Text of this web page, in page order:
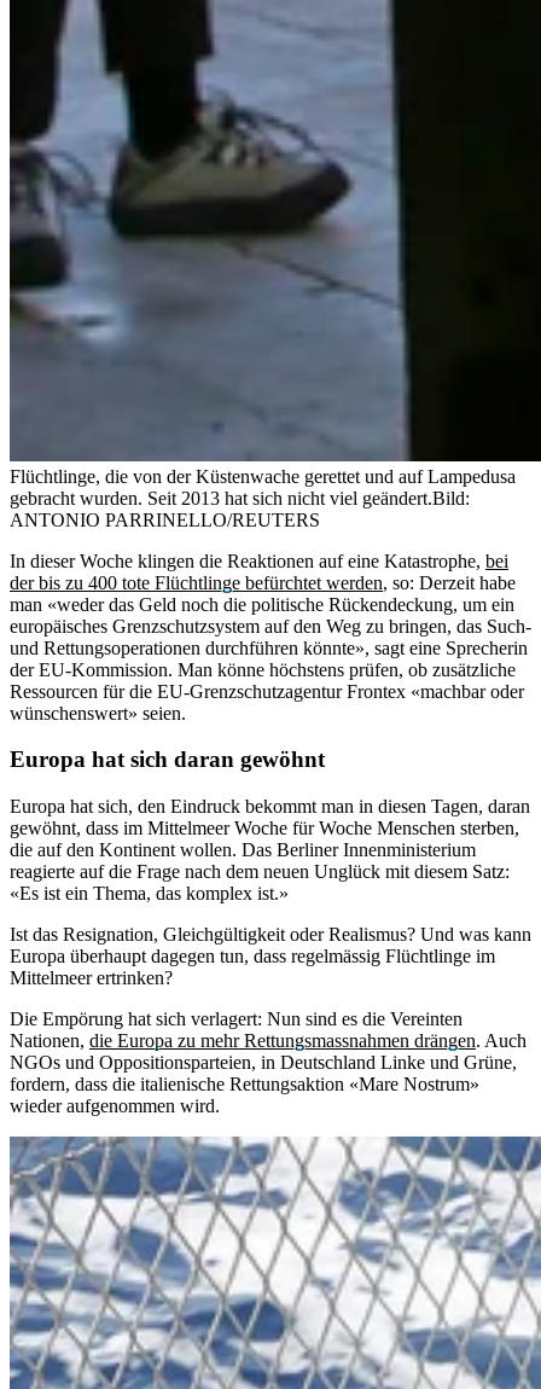
Flüchtlinge, die von der Küstenwache gerettet und auf Lampedusa
gebracht wurden. Seit 2013 hat sich nicht viel geändert.Bild:
ANTONIO PARRINELLO/REUTERS
In dieser Woche klingen die Reaktionen auf eine Katastrophe, bei
der bis zu 400 tote Flüchtlinge befürchtet werden, so: Derzeit habe
man «weder das Geld noch die politische Rückendeckung, um ein
europäisches Grenzschutzsystem auf den Weg zu bringen, das Such-
und Rettungsoperationen durchführen könnte», sagt eine Sprecherin
der EU-Kommission. Man könne höchstens prüfen, ob zusätzliche
Ressourcen für die EU-Grenzschutzagentur Frontex «machbar oder
wünschenswert» seien.
Europa hat sich daran gewöhnt
Europa hat sich, den Eindruck bekommt man in diesen Tagen, daran
gewöhnt, dass im Mittelmeer Woche für Woche Menschen sterben,
die auf den Kontinent wollen. Das Berliner Innenministerium
reagierte auf die Frage nach dem neuen Unglück mit diesem Satz:
«Es ist ein Thema, das komplex ist.»
Ist das Resignation, Gleichgültigkeit oder Realismus? Und was kann
Europa überhaupt dagegen tun, dass regelmässig Flüchtlinge im
Mittelmeer ertrinken?
Die Empörung hat sich verlagert: Nun sind es die Vereinten
Nationen, die Europa zu mehr Rettungsmassnahmen drängen. Auch
NGOs und Oppositionsparteien, in Deutschland Linke und Grüne,
fordern, dass die italienische Rettungsaktion «Mare Nostrum»
wieder aufgenommen wird.